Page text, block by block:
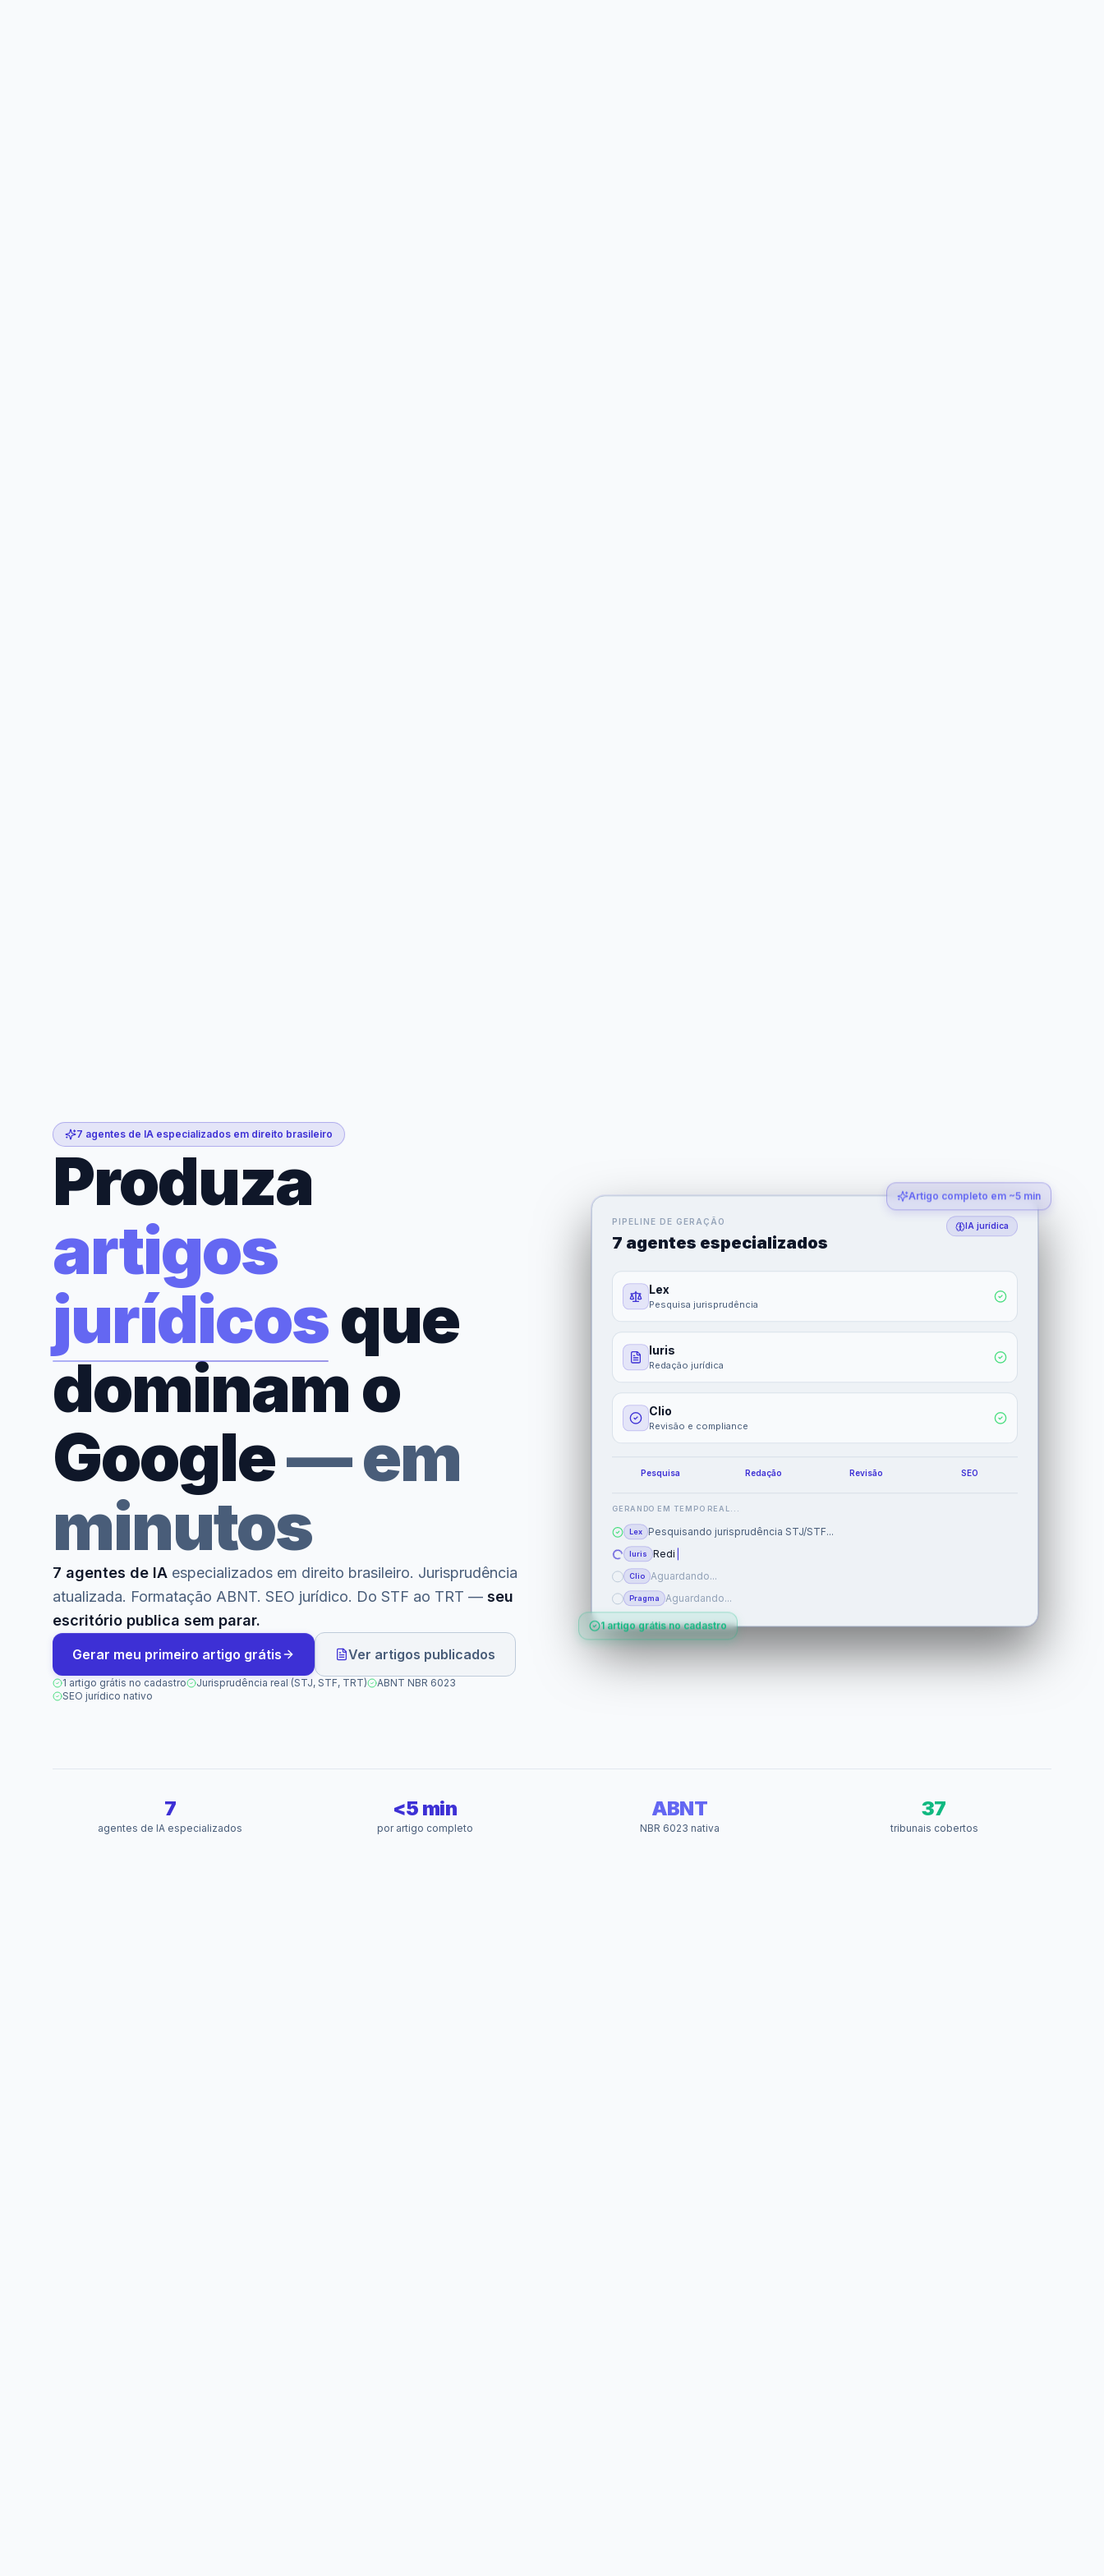
7 agentes de IA especializados em direito brasileiro
Produza
artigos
jurídicosque
dominam o
Google— em
minutos
7 agentes de IA especializados em direito brasileiro. Jurisprudência
atualizada. Formatação ABNT. SEO jurídico. Do STF ao TRT — seu
escritório publica sem parar.
Gerar meu primeiro artigo grátis Ver artigos publicados
1 artigo grátis no cadastro Jurisprudência real (STJ, STF, TRT)
ABNT NBR 6023
SEO jurídico nativo
PIPELINE DE GERAÇÃO
7 agentes especializados
IA jurídica
Lex
Pesquisa jurisprudência
Iuris
Redação jurídica
Clio
Revisão e compliance
Pesquisa Redação Revisão SEO
GERANDO EM TEMPO REAL...
Lex Pesquisando jurisprudência STJ/STF...
Iuris Redigindo seções com base legal...
Clio Aguardando...
Pragma Aguardando...
Artigo completo em ~5 min
1 artigo grátis no cadastro
7
agentes de IA especializados
<5 min
por artigo completo
ABNT
NBR 6023 nativa
37
tribunais cobertos